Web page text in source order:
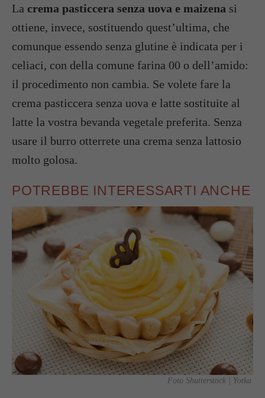
La crema pasticcera senza uova e maizena si
ottiene, invece, sostituendo quest’ultima, che
comunque essendo senza glutine è indicata per i
celiaci, con della comune farina 00 o dell’amido:
il procedimento non cambia. Se volete fare la
crema pasticcera senza uova e latte sostituite al
latte la vostra bevanda vegetale preferita. Senza
usare il burro otterrete una crema senza lattosio
molto golosa.
POTREBBE INTERESSARTI ANCHE
Foto Shutterstock | Yotka